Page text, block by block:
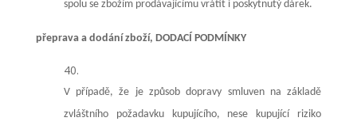
spolu se zbožím prodávajícímu vrátit i poskytnutý dárek.
přeprava a dodání zboží, DODACÍ PODMÍNKY
V případě, že je způsob dopravy smluven na základě
zvláštního požadavku kupujícího, nese kupující riziko